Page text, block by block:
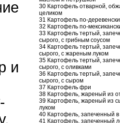
и
30 Картофель отварной,
целиком
31 Картофель по-деревенски
32 Картофель по-
33 Картофель тертый,
сырого, с грибным соусом
34 Картофель тертый,
сырого, с жареным луком
35 Картофель тертый,
сырого, с оливками
36 Картофель тертый,
сырого, с сыром
37 Картофель фри
38 Картофель, жареный из
39 Картофель, жареный из
луком
40 Картофель, запеченный
41 Картофель, запеченный